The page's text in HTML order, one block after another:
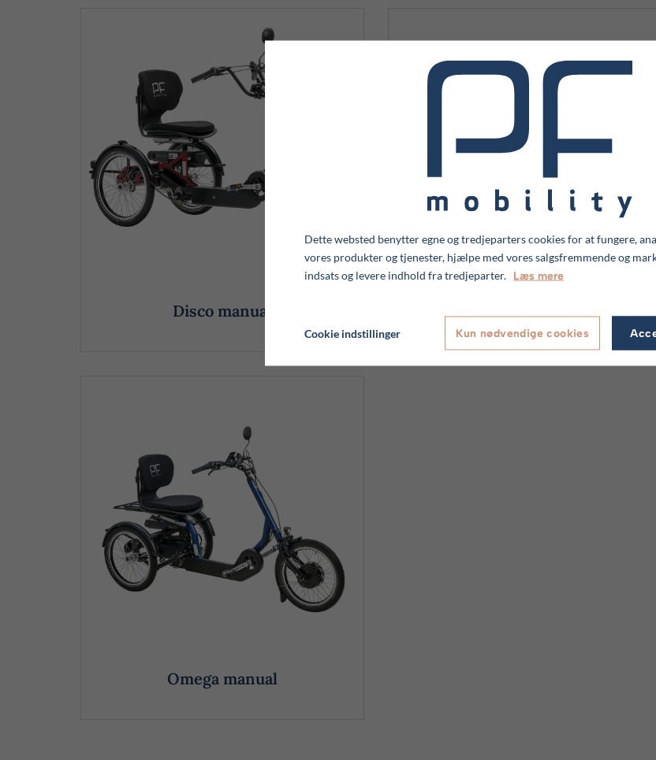
Disco manual Duo manual
Omega manual
Dette websted benytter egne og tredjeparters cookies for at fungere,
vores produkter og tjenester, hjælpe med vores salgsfremmende og
indsats og levere indhold fra tredjeparter. Læs mere
Cookie indstillinger Kun nødvendige cookies